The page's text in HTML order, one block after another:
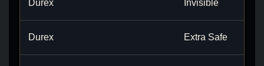
Durex Invisible
Durex Extra Safe